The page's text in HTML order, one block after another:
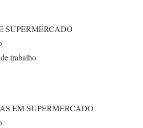
SUPERMERCADO
trabalho
EM SUPERMERCADO